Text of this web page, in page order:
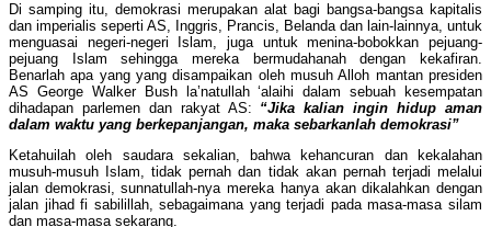
Di samping itu, demokrasi merupakan alat bagi bangsa-bangsa kapitalis
dan imperialis seperti AS, Inggris, Prancis, Belanda dan lain-lainnya, untuk
menguasai negeri-negeri Islam, juga untuk menina-bobokkan pejuang-
pejuang Islam sehingga mereka bermudahanah dengan kekafiran.
Benarlah apa yang yang disampaikan oleh musuh Alloh mantan presiden
AS George Walker Bush la’natullah ‘alaihi dalam sebuah kesempatan
dihadapan parlemen dan rakyat AS: “Jika kalian ingin hidup aman
dalam waktu yang berkepanjangan, maka sebarkanlah demokrasi”
Ketahuilah oleh saudara sekalian, bahwa kehancuran dan kekalahan
musuh-musuh Islam, tidak pernah dan tidak akan pernah terjadi melalui
jalan demokrasi, sunnatullah-nya mereka hanya akan dikalahkan dengan
jalan jihad fi sabilillah, sebagaimana yang terjadi pada masa-masa silam
dan masa-masa sekarang.